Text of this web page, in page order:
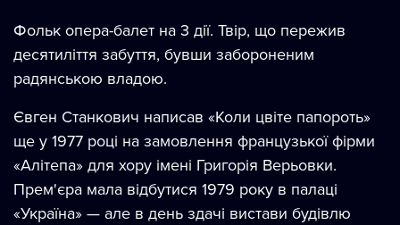
Фольк опера-балет на 3 дії. Твір, що пережив
десятиліття забуття, бувши забороненим
радянською владою.
Євген Станкович написав «Коли цвіте папороть»
ще у 1977 році на замовлення французької фірми
«Алітепа» для хору імені Григорія Верьовки.
Прем'єра мала відбутися 1979 року в палаці
«Україна» — але в день здачі вистави будівлю